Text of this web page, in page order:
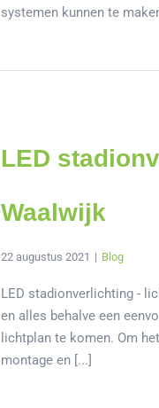
systemen kunnen te
LED
Waalwijk
22 augustus 2021 | Blog
LED stadionverlichting -
en alles behalve een
lichtplan te komen. Om
montage en [...]